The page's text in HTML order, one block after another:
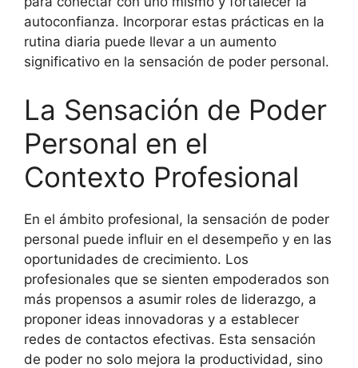
autoconfianza. Incorporar estas prácticas en la
rutina diaria puede llevar a un aumento
significativo en la sensación de poder personal.
La Sensación de Poder
Personal en el
Contexto Profesional
En el ámbito profesional, la sensación de poder
personal puede influir en el desempeño y en las
oportunidades de crecimiento. Los
profesionales que se sienten empoderados son
más propensos a asumir roles de liderazgo, a
proponer ideas innovadoras y a establecer
redes de contactos efectivas. Esta sensación
de poder no solo mejora la productividad, sino